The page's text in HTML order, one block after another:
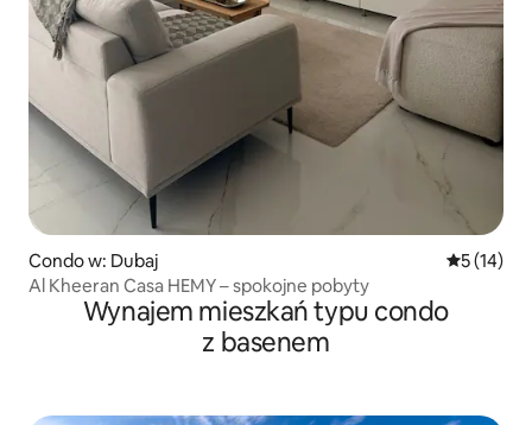
Condo w: Dubaj Średnia
5 (14)
Al Kheeran Casa HEMY – spokojne pobyty
Wynajem mieszkań typu condo
z basenem